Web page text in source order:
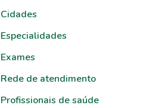
Cidades
Especialidades
Exames
Rede de atendimento
Profissionais de saúde